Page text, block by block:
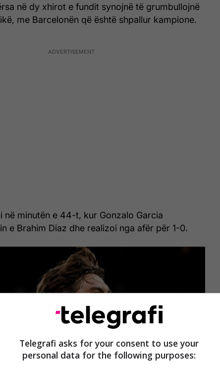
në dy xhirot e fundit synojnë të grumbullojnë
me Barcelonën që është shpallur kampione.
në minutën e 44-t, kur Gonzalo Garcia
e Brahim Diaz dhe realizoi nga afër për 1-0.
Telegrafi asks for your consent to use your
personal data for the following purposes: